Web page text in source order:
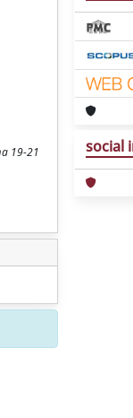
19-21
social